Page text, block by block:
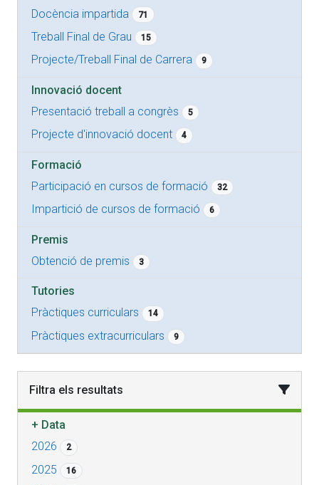
Docència impartida
71
Treball Final de Grau 15
Projecte/Treball Final de Carrera 9
Innovació docent
Presentació treball a congrès
5
Projecte d'innovació docent 4
Formació
Participació en cursos de formació
32
Impartició de cursos de formació 6
Premis
Obtenció de premis
3
Tutories
Pràctiques curriculars
14
Pràctiques extracurriculars 9
Filtra els resultats
+ Data
2026
2
2025 16